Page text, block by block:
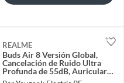
REALME
Buds Air 8 Versión Global,
Cancelación de Ruido Ultra
Profunda de 55dB, Auriculares
TWS